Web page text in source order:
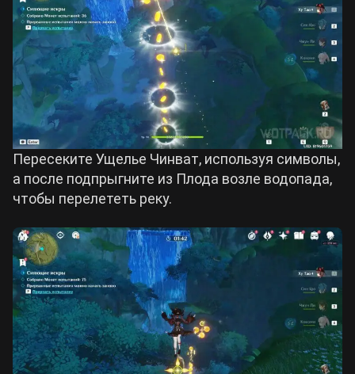
Пересеките Ущелье Чинват, используя символы,
а после подпрыгните из Плода возле водопада,
чтобы перелететь реку.